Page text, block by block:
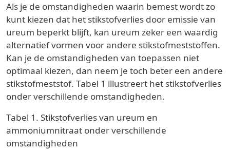
Als je de omstandigheden waarin bemest wordt zo
kunt kiezen dat het stikstofverlies door emissie van
ureum beperkt blijft, kan ureum zeker een waardig
alternatief vormen voor andere stikstofmeststoffen.
Kan je de omstandigheden van toepassen niet
optimaal kiezen, dan neem je toch beter een andere
stikstofmeststof. Tabel 1 illustreert het stikstofverlies
onder verschillende omstandigheden.
Tabel 1. Stikstofverlies van ureum en
ammoniumnitraat onder verschillende
omstandigheden